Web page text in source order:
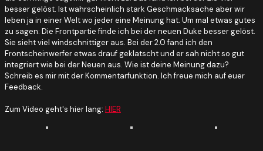
besser gelöst. Ist wahrscheinlich stark Geschmacksache aber wir
leben ja in einer Welt wo jeder eine Meinung hat. Um mal etwas gutes
zu sagen: Die Frontpartie finde ich bei der neuen Duke besser gelöst.
Sie sieht viel windschnittiger aus. Bei der 2.0 fand ich den
Frontscheinwerfer etwas drauf geklatscht und er sah nicht so gut
integriert wie bei der Neuen aus. Wie ist deine Meinung dazu?
Schreib es mir mit der Kommentarfunktion. Ich freue mich auf euer
Feedback.
Zum Video geht's hier lang: HIER